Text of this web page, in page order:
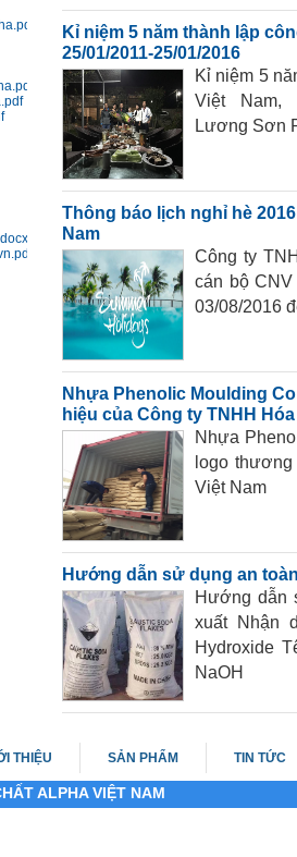
ép
Kỉ niệm 5 năm thành lập
25/01/2011-25/01/2016
Kỉ niệm 5
Việt Nam,
Lương Sơn
Thông báo lịch nghỉ hè
Nam
Công ty
cán bộ
03/08/2016
Nhựa Phenolic Moulding
hiệu của Công ty TNHH
Nhựa
logo
Việt Nam
Hướng dẫn sử dụng an
Hướng dẫn
xuất Nhận
Hydroxide
NaOH
THIỆU SẢN PHẨM TIN TỨC
ALPHA VIỆT NAM